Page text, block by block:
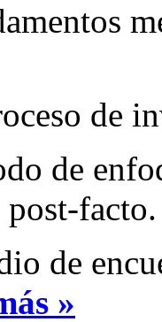
de
de
facto.
de
»